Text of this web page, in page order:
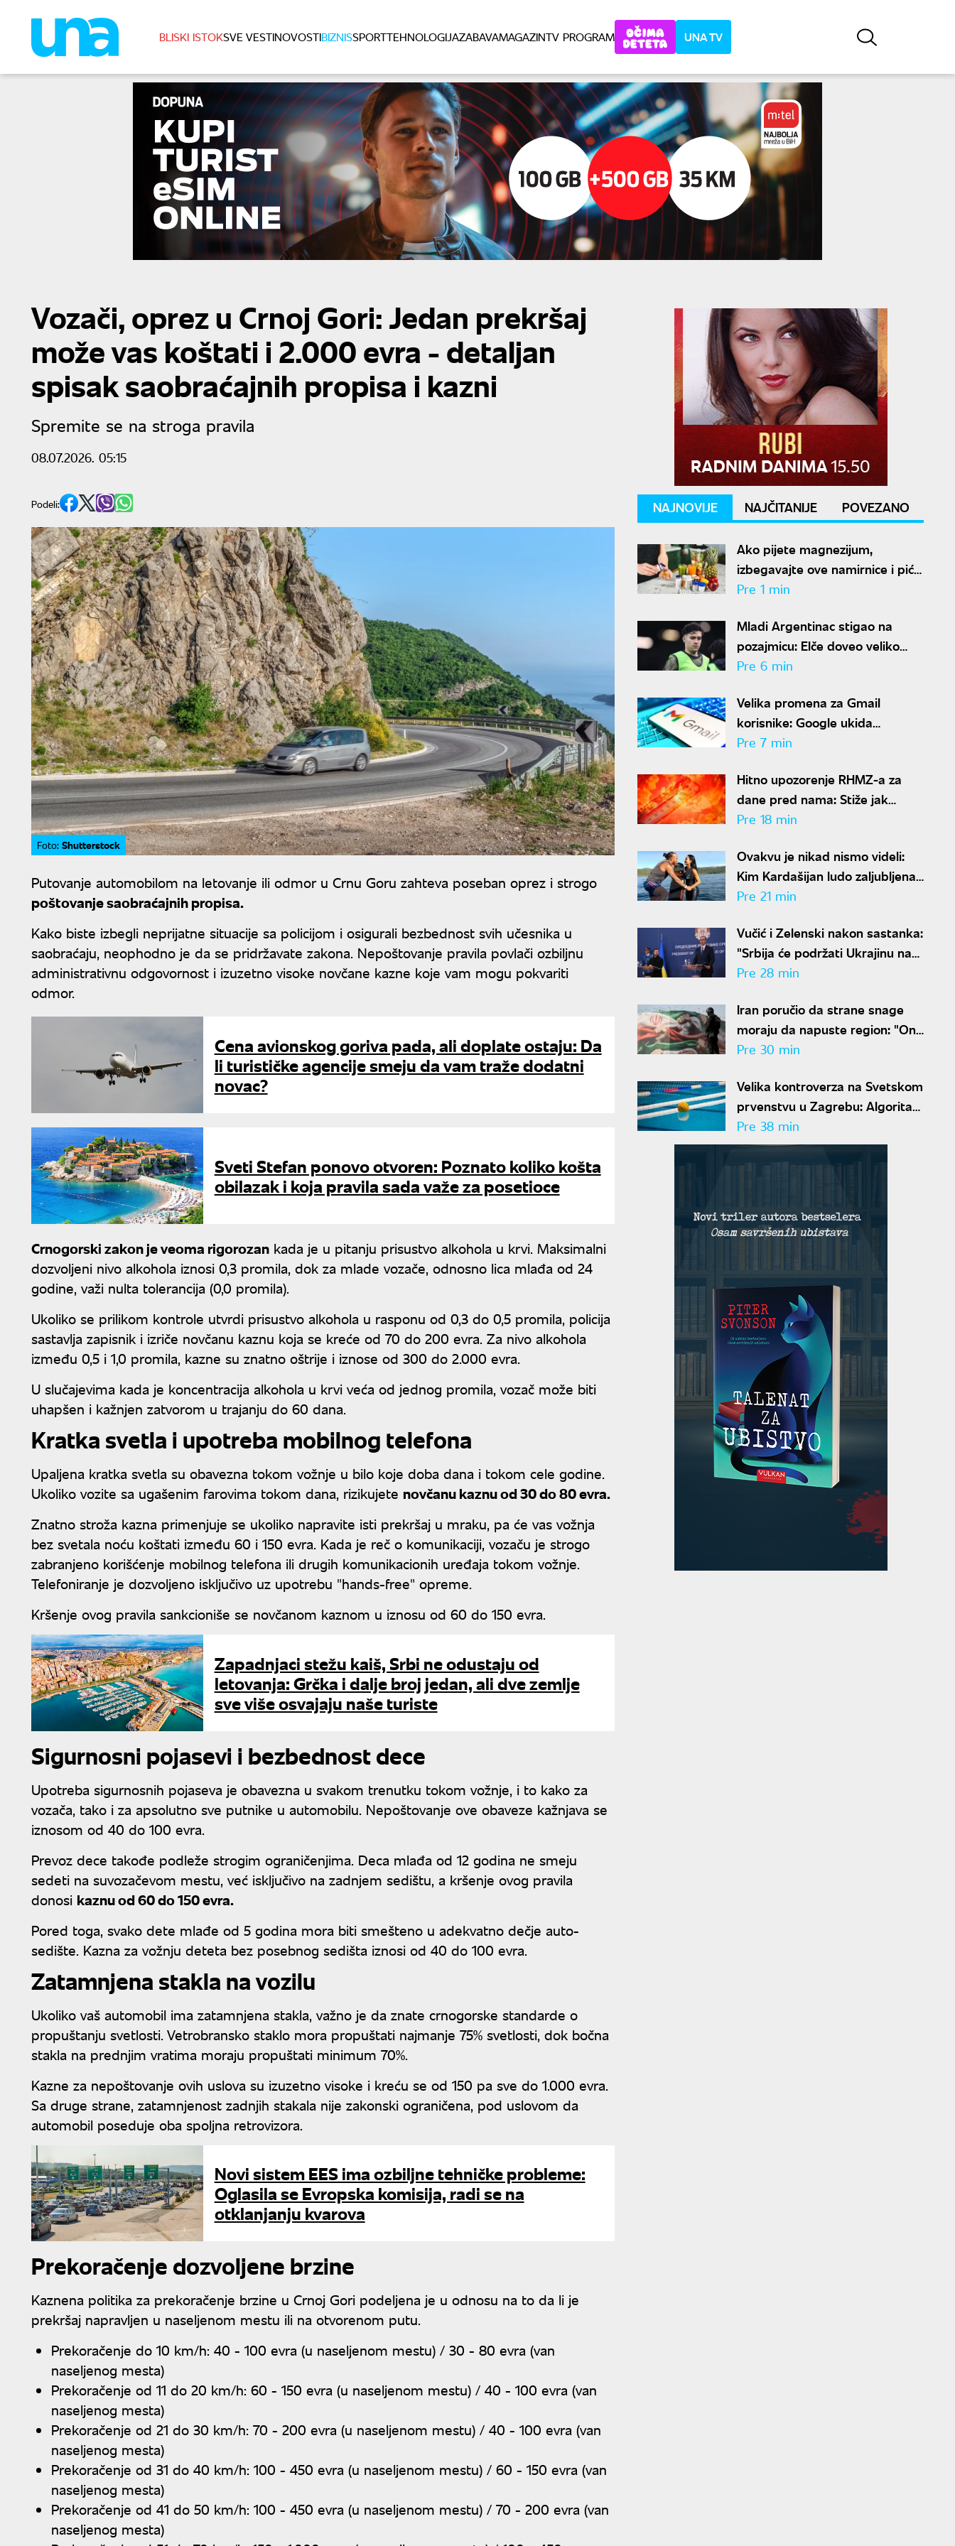
BLISKI ISTOKSVE VESTINOVOSTIBIZNISSPORTTEHNOLOGIJAZABAVAMAGAZINTV PROGRAM UNA TV
Vozači, oprez u Crnoj Gori: Jedan prekršaj
može vas koštati i 2.000 evra - detaljan
spisak saobraćajnih propisa i kazni
Spremite se na stroga pravila
08.07.2026. 05:15
Podeli:
Foto: Shutterstock
Putovanje automobilom na letovanje ili odmor u Crnu Goru zahteva poseban oprez i strogo
poštovanje saobraćajnih propisa.
Kako biste izbegli neprijatne situacije sa policijom i osigurali bezbednost svih učesnika u
saobraćaju, neophodno je da se pridržavate zakona. Nepoštovanje pravila povlači ozbiljnu
administrativnu odgovornost i izuzetno visoke novčane kazne koje vam mogu pokvariti
odmor.
Cena avionskog goriva pada, ali doplate ostaju: Da
li turističke agencije smeju da vam traže dodatni
novac?
Sveti Stefan ponovo otvoren: Poznato koliko košta
obilazak i koja pravila sada važe za posetioce
Crnogorski zakon je veoma rigorozan kada je u pitanju prisustvo alkohola u krvi. Maksimalni
dozvoljeni nivo alkohola iznosi 0,3 promila, dok za mlade vozače, odnosno lica mlađa od 24
godine, važi nulta tolerancija (0,0 promila).
Ukoliko se prilikom kontrole utvrdi prisustvo alkohola u rasponu od 0,3 do 0,5 promila, policija
sastavlja zapisnik i izriče novčanu kaznu koja se kreće od 70 do 200 evra. Za nivo alkohola
između 0,5 i 1,0 promila, kazne su znatno oštrije i iznose od 300 do 2.000 evra.
U slučajevima kada je koncentracija alkohola u krvi veća od jednog promila, vozač može biti
uhapšen i kažnjen zatvorom u trajanju do 60 dana.
Kratka svetla i upotreba mobilnog telefona
Upaljena kratka svetla su obavezna tokom vožnje u bilo koje doba dana i tokom cele godine.
Ukoliko vozite sa ugašenim farovima tokom dana, rizikujete novčanu kaznu od 30 do 80 evra.
Znatno stroža kazna primenjuje se ukoliko napravite isti prekršaj u mraku, pa će vas vožnja
bez svetala noću koštati između 60 i 150 evra. Kada je reč o komunikaciji, vozaču je strogo
zabranjeno korišćenje mobilnog telefona ili drugih komunikacionih uređaja tokom vožnje.
Telefoniranje je dozvoljeno isključivo uz upotrebu "hands-free" opreme.
Kršenje ovog pravila sankcioniše se novčanom kaznom u iznosu od 60 do 150 evra.
Zapadnjaci stežu kaiš, Srbi ne odustaju od
letovanja: Grčka i dalje broj jedan, ali dve zemlje
sve više osvajaju naše turiste
Sigurnosni pojasevi i bezbednost dece
Upotreba sigurnosnih pojaseva je obavezna u svakom trenutku tokom vožnje, i to kako za
vozača, tako i za apsolutno sve putnike u automobilu. Nepoštovanje ove obaveze kažnjava se
iznosom od 40 do 100 evra.
Prevoz dece takođe podleže strogim ograničenjima. Deca mlađa od 12 godina ne smeju
sedeti na suvozačevom mestu, već isključivo na zadnjem sedištu, a kršenje ovog pravila
donosi kaznu od 60 do 150 evra.
Pored toga, svako dete mlađe od 5 godina mora biti smešteno u adekvatno dečje auto-
sedište. Kazna za vožnju deteta bez posebnog sedišta iznosi od 40 do 100 evra.
Zatamnjena stakla na vozilu
Ukoliko vaš automobil ima zatamnjena stakla, važno je da znate crnogorske standarde o
propuštanju svetlosti. Vetrobransko staklo mora propuštati najmanje 75% svetlosti, dok bočna
stakla na prednjim vratima moraju propuštati minimum 70%.
Kazne za nepoštovanje ovih uslova su izuzetno visoke i kreću se od 150 pa sve do 1.000 evra.
Sa druge strane, zatamnjenost zadnjih stakala nije zakonski ograničena, pod uslovom da
automobil poseduje oba spoljna retrovizora.
Novi sistem EES ima ozbiljne tehničke probleme:
Oglasila se Evropska komisija, radi se na
otklanjanju kvarova
Prekoračenje dozvoljene brzine
Kaznena politika za prekoračenje brzine u Crnoj Gori podeljena je u odnosu na to da li je
prekršaj napravljen u naseljenom mestu ili na otvorenom putu.
Prekoračenje do 10 km/h: 40 - 100 evra (u naseljenom mestu) / 30 - 80 evra (van
naseljenog mesta)
Prekoračenje od 11 do 20 km/h: 60 - 150 evra (u naseljenom mestu) / 40 - 100 evra (van
naseljenog mesta)
Prekoračenje od 21 do 30 km/h: 70 - 200 evra (u naseljenom mestu) / 40 - 100 evra (van
naseljenog mesta)
Prekoračenje od 31 do 40 km/h: 100 - 450 evra (u naseljenom mestu) / 60 - 150 evra (van
naseljenog mesta)
Prekoračenje od 41 do 50 km/h: 100 - 450 evra (u naseljenom mestu) / 70 - 200 evra (van
naseljenog mesta)
NAJNOVIJE NAJČITANIJE POVEZANO
Ako pijete magnezijum,
izbegavajte ove namirnice i pića:
Mogu da smanje njegovo
Pre 1 min
Mladi Argentinac stigao na
pozajmicu: Elče doveo veliko
pojačanje u napadu
Pre 6 min
Velika promena za Gmail
korisnike: Google ukida
popularnu funkciju od januara
Pre 7 min
Hitno upozorenje RHMZ-a za
dane pred nama: Stiže jak
toplotni talas, Srbija pod
Pre 18 min
Ovakvu je nikad nismo videli:
Kim Kardašijan ludo zaljubljena
- Hamilton objavio nove
Pre 21 min
Vučić i Zelenski nakon sastanka:
"Srbija će podržati Ukrajinu na
evropskom putu, želimo veću
Pre 28 min
Iran poručio da strane snage
moraju da napuste region: "One
su glavni uzrok nesigurnosti"
Pre 30 min
Velika kontroverza na Svetskom
prvenstvu u Zagrebu: Algoritam
izbacio Crnu Goru uprkos
pobedama
Pre 38 min